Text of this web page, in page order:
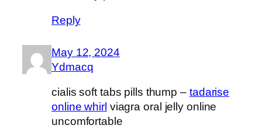
Reply
May 12, 2024
Ydmacq
cialis soft tabs pills thump – tadarise
online whirl viagra oral jelly online
uncomfortable